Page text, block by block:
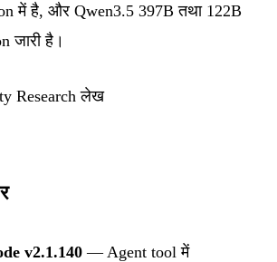
में है, और Qwen3.5 397B तथा 122B
जारी है।
Research लेख
v2.1.140— Agent tool में